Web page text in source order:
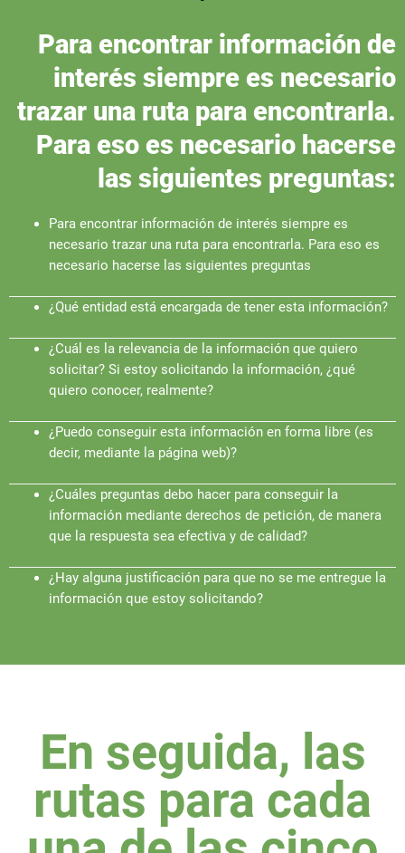
Para encontrar información de
interés siempre es necesario
trazar una ruta para encontrarla.
Para eso es necesario hacerse
las siguientes preguntas:
Para encontrar información de interés siempre es
necesario trazar una ruta para encontrarla. Para eso es
necesario hacerse las siguientes preguntas
¿Qué entidad está encargada de tener esta información?
¿Cuál es la relevancia de la información que quiero
solicitar? Si estoy solicitando la información, ¿qué
quiero conocer, realmente?
¿Puedo conseguir esta información en forma libre (es
decir, mediante la página web)?
¿Cuáles preguntas debo hacer para conseguir la
información mediante derechos de petición, de manera
que la respuesta sea efectiva y de calidad?
¿Hay alguna justificación para que no se me entregue la
información que estoy solicitando?
En seguida, las
rutas para cada